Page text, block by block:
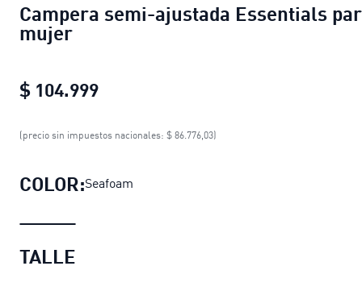
Campera semi-ajustada Essentials
mujer
$ 104.999
Campera semi-ajustada
(precio sin impuestos nacionales: $ 86.776,03)
COLOR:Seafoam
TALLE